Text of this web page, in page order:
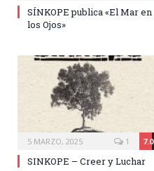
SÍNKOPE publica «El Mar en
los Ojos»
5 MARZO, 2025 7.0
1
SINKOPE – Creer y Luchar